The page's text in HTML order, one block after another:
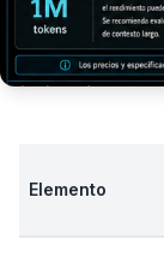
Elemento